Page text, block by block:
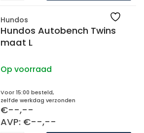
Hundos
Hundos Autobench Twins
maat L
Op voorraad
Voor 15:00 besteld,
zelfde werkdag verzonden
€--,--
AVP: €--,--